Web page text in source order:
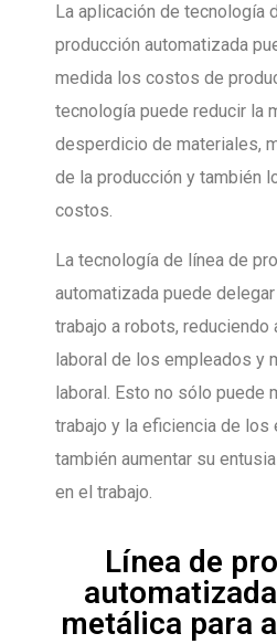
La aplicación de tecnología
producción automatizada
medida los costos de
tecnología puede reducir la
desperdicio de materiales,
de la producción y también
costos.
La tecnología de línea de
automatizada puede
trabajo a robots, reduciendo
laboral de los empleados y
laboral. Esto no sólo puede
trabajo y la eficiencia de los
también aumentar su
en el trabajo.
Línea de
metálica para